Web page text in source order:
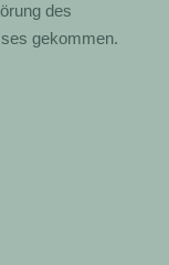
des
gekommen.